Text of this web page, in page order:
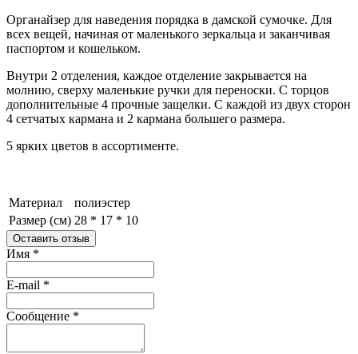
Органайзер для наведения порядка в дамской сумочке. Для
всех вещей, начиная от маленького зеркальца и заканчивая
паспортом и кошельком.
Внутри 2 отделения, каждое отделение закрывается на
молнию, сверху маленькие ручки для переноски. С торцов
дополнительные 4 прочные защелки. С каждой из двух сторон
4 сетчатых кармана и 2 кармана большего размера.
5 ярких цветов в ассортименте.
Материал
полиэстер
Размер (см) 28 * 17 * 10
Оставить отзыв
Имя *
E-mail *
Сообщение *